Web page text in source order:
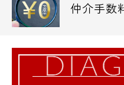
仲介手数